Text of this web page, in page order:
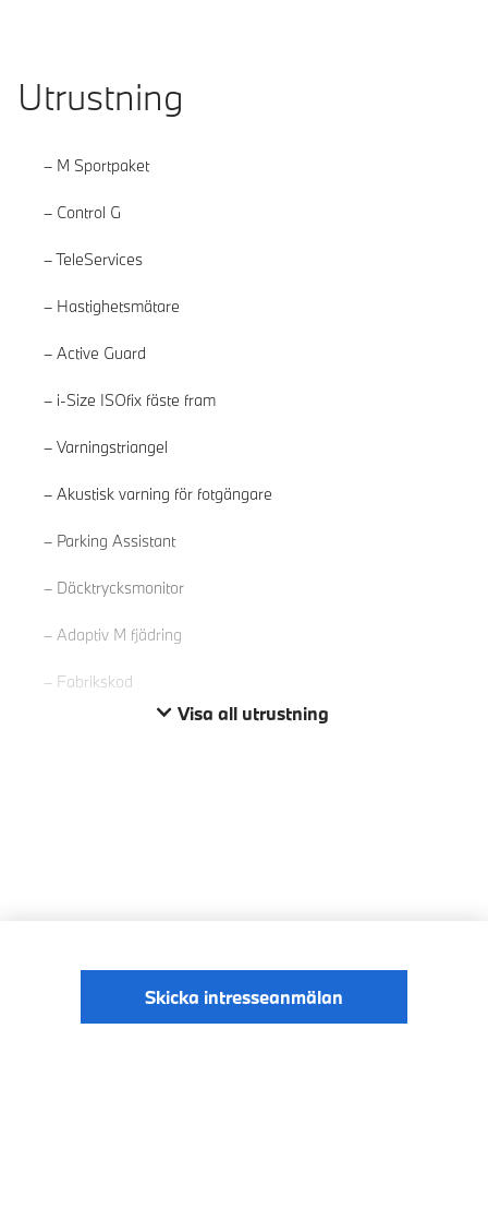
Utrustning
M Sportpaket
Control G
TeleServices
Hastighetsmätare
Active Guard
i-Size ISOfix fäste fram
Varningstriangel
Akustisk varning för fotgängare
Parking Assistant
Däcktrycksmonitor
Adaptiv M fjädring
Fabrikskod
Visa all utrustning
Skicka intresseanmälan